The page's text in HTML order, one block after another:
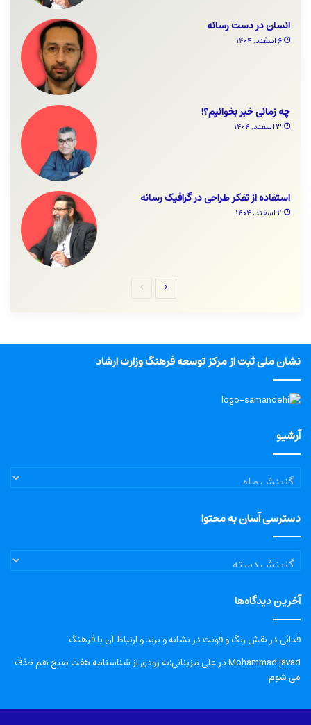
انسان در دست رسانه
۶ اسفند, ۱۴۰۴
چه زمانی خبر بخوانیم؟!
۳ اسفند, ۱۴۰۴
استفاده از تفکر طراحی در گرافیک رسانه
۲ اسفند, ۱۴۰۴
نشان ملی ثبت از مرکز توسعه فرهنگ وزارت ارشاد
آرشیو
آرشیو
دسترسی آسان به محتوا
دسترسی
آسان
محتوا
آخرین دیدگاه‌ها
فدائیدر نقش رنگ و فونت در نشانه و برند و ارتباط آن با فرهنگ
Mohammad javadدرعلی مزینانی:به زودی از شناسنامه هفت صبح هم حذف
می شوم